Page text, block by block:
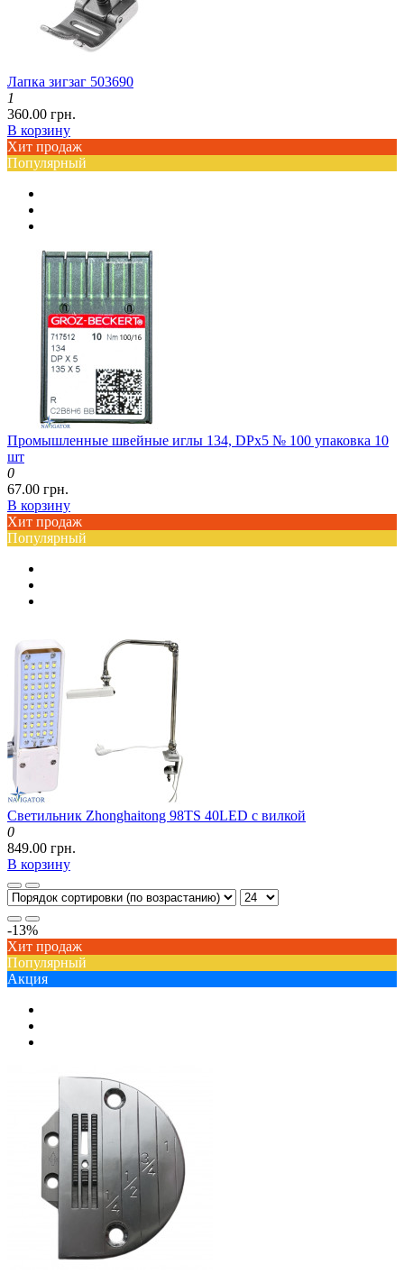
Лапка зигзаг 503690
1
360.00 грн.
В корзину
Хит продаж
Популярный
Промышленные швейные иглы 134, DPx5 № 100 упаковка 10
шт
0
67.00 грн.
В корзину
Хит продаж
Популярный
Светильник Zhonghaitong 98TS 40LED с вилкой
0
849.00 грн.
В корзину
-13%
Хит продаж
Популярный
Акция